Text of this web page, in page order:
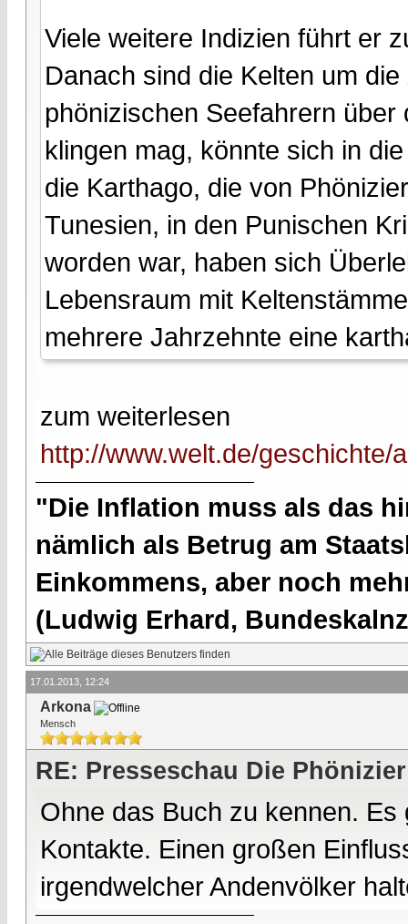
Viele weitere Indizien führt er
Danach sind die Kelten um
phönizischen Seefahrern
klingen mag, könnte sich in
die Karthago, die von
Tunesien, in den Punischen
worden war, haben sich
Lebensraum mit
mehrere Jahrzehnte eine
zum weiterlesen
http://www.welt.de/geschichte/
"Die Inflation muss als das
nämlich als Betrug am
Einkommens, aber noch
(Ludwig Erhard,
17.01.2013, 12:24
Arkona
Mensch
RE: Presseschau Die
Ohne das Buch zu kennen.
Kontakte. Einen großen
irgendwelcher Andenvölker